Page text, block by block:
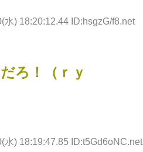
水) 18:20:12.44 ID:hsgzG/f8.net
ろ！（ｒｙ
水) 18:19:47.85 ID:t5Gd6oNC.net